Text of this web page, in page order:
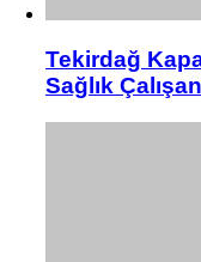
Tekirdağ
Sağlık